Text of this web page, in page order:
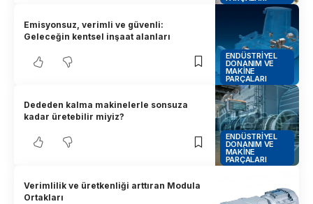
ENDÜSTRIYEL
DONANIM VE
MAKINE
PARÇALARI
Emisyonsuz, verimli ve güvenli:
Geleceğin kentsel inşaat alanları
ENDÜSTRIYEL
DONANIM VE
MAKINE
PARÇALARI
Dededen kalma makinelerle sonsuza
kadar üretebilir miyiz?
Verimlilik ve üretkenliği arttıran Modula
Ortakları